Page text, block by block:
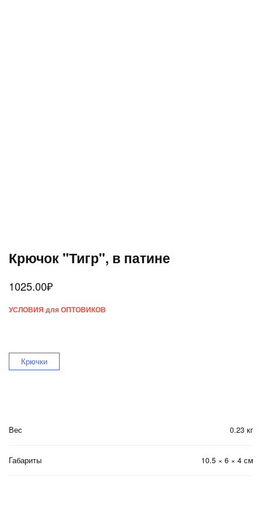
Крючок "Тигр", в патине
1025.00₽
УСЛОВИЯ для ОПТОВИКОВ
Крючки
Вес 0.23 кг
Габариты 10.5 × 6 × 4 см